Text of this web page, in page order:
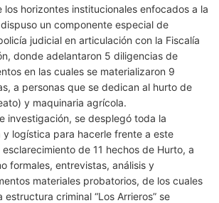
los horizontes institucionales enfocados a la
un componente especial de
judicial en articulación con la Fiscalía
donde adelantaron 5 diligencias de
en las cuales se materializaron 9
a personas que se dedican al hurto de
y maquinaria agrícola.
investigación, se desplegó toda la
logística para hacerle frente a este
de 11 hechos de Hurto, a
formales, entrevistas, análisis y
materiales probatorios, de los cuales
estructura criminal “Los Arrieros” se